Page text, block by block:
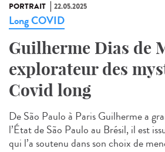
PORTRAIT 22.05.2025
Long COVID
Guilherme Dias de
explorateur des
Covid long
De São Paulo à Paris Guilherme a
l’État de São Paulo au Brésil, il est
qui l’a soutenu dans son choix de